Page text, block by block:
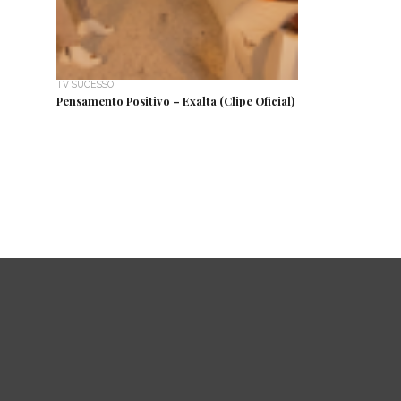
TV SUCESSO
Pensamento Positivo – Exalta (Clipe Oficial)